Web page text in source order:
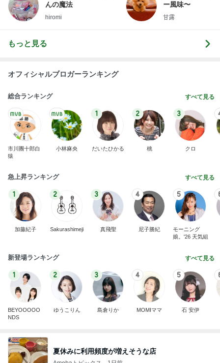
んの魔法
hiromi
ー風味〜
甘露
もっと見る
オフィシャルブロガーランキング
総合ランキング すべて見る
市川團十郎白
猿
小林麻央
1
だいたひかる
2
桃
3
クロ
急上昇ランキング すべて見る
1
加藤紀子
2
Sakurashimeji
3
真飛聖
4
尼子勝紀
5
モーニング
娘。'26 天気組
新登場ランキング すべて見る
1
BEYOOOOO
NDS
2
ゆうこりん
3
島倉りか
4
MOMIママ
5
石 安伊
夏休みに利用頻度が増えそうな店